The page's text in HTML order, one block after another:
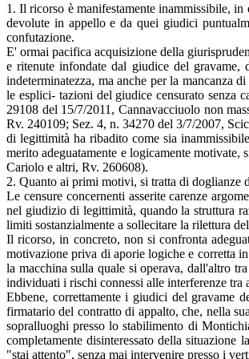
1. Il ricorso è manifestamente inammissibile,
devolute in appello e da quei giudici
confutazione.
E' ormai pacifica acquisizione della
e ritenute infondate dal giudice del
indeterminatezza, ma anche per la mancanza
le esplici- tazioni del giudice censurato senza
29108 del 15/7/2011, Cannavacciuolo non
Rv. 240109; Sez. 4, n. 34270 del 3/7/2007,
di legittimità ha ribadito come sia
merito adeguatamente e logicamente
Cariolo e altri, Rv. 260608).
2. Quanto ai primi motivi, si tratta di doglianze
Le censure concernenti asserite carenze
nel giudizio di legittimità, quando la struttura
limiti sostanzialmente a sollecitare la rilettura
Il ricorso, in concreto, non si confronta
motivazione priva di aporie logiche e corretta
la macchina sulla quale si operava, dall'altro
individuati i rischi connessi alle interferenze
Ebbene, correttamente i giudici del gravame
firmatario del contratto di appalto, che, nella
sopralluoghi presso lo stabilimento di
completamente disinteressato della
"stai attento", senza mai intervenire presso i